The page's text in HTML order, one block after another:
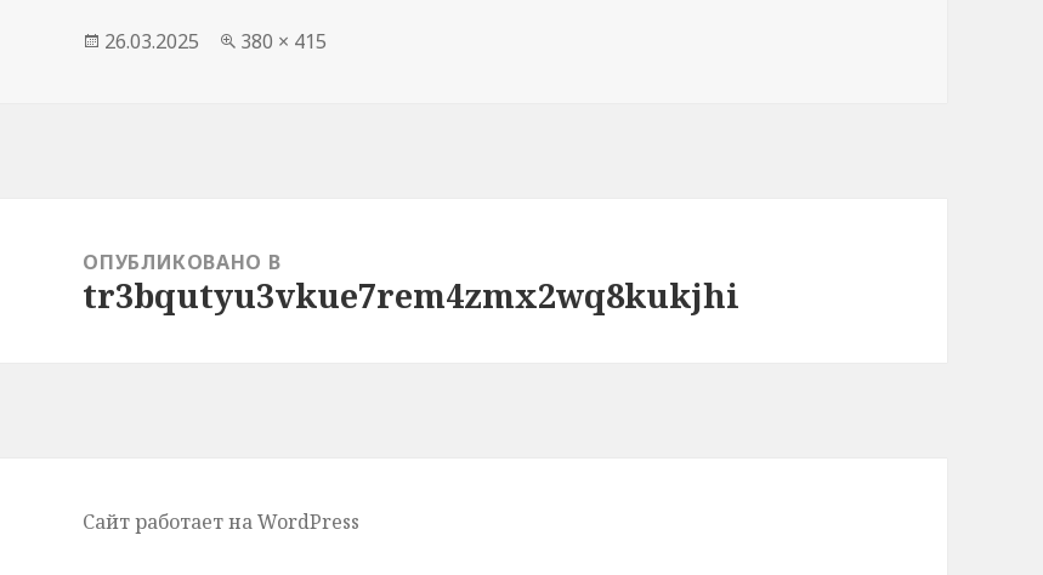
Опубликовано
26.03.2025
Полный
380 × 415
записям
ОПУБЛИКОВАНО В
tr3bqutyu3vkue7rem4zmx2wq8kukjhi
Сайт работает на WordPress